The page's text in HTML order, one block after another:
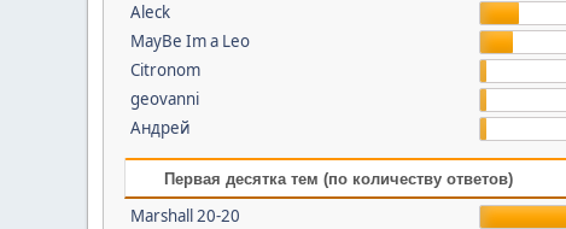
Aleck
MayBe Im a Leo
Citronom
geovanni
Андрей
Первая десятка тем (по количеству ответов)
Marshall 20-20